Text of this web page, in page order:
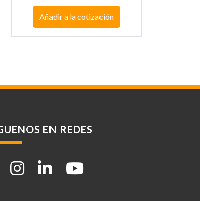
Añadir a la cotización
EN REDES